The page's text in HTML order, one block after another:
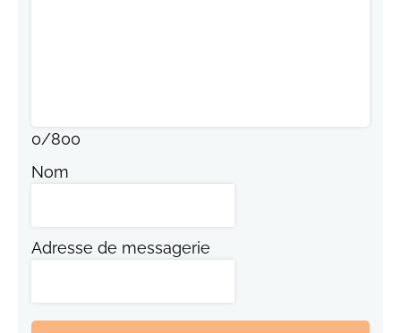
0/800
Nom
Adresse de messagerie